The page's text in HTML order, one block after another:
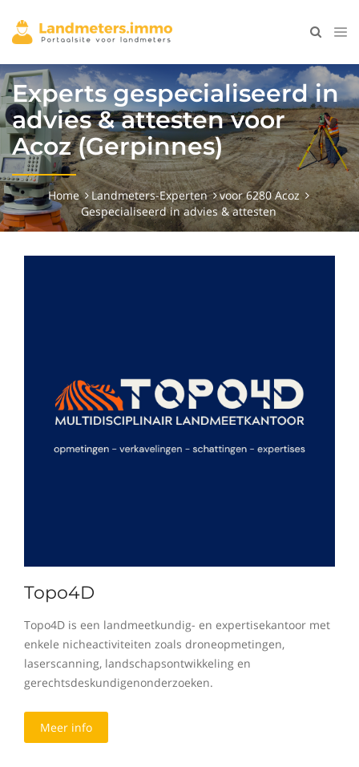
Experts gespecialiseerd in
advies & attesten voor
Acoz (Gerpinnes)
Home Landmeters-Experten
voor 6280 Acoz
Gespecialiseerd in advies & attesten
Topo4D
Topo4D is een landmeetkundig- en expertisekantoor met
enkele nicheactiviteiten zoals droneopmetingen,
laserscanning, landschapsontwikkeling en
gerechtsdeskundigenonderzoeken.
Meer info